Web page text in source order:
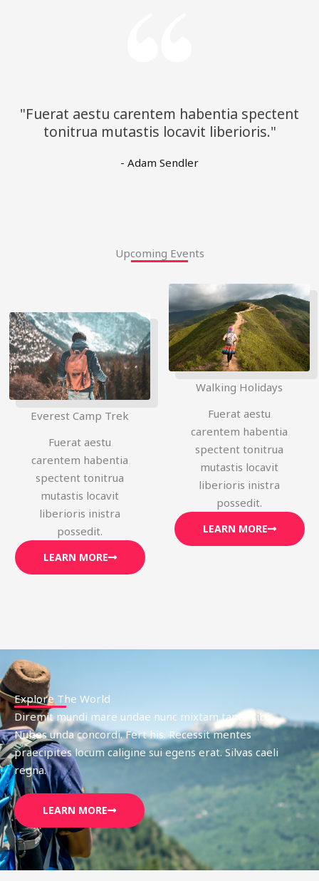
"Fuerat aestu carentem habentia spectent
tonitrua mutastis locavit liberioris."
- Adam Sendler
Upcoming Events
Everest Camp Trek
Fuerat aestu
carentem habentia
spectent tonitrua
mutastis locavit
liberioris inistra
possedit.
LEARN MORE
Walking Holidays
Fuerat aestu
carentem habentia
spectent tonitrua
mutastis locavit
liberioris inistra
possedit.
LEARN MORE
Explore The World
Diremit mundi mare undae nunc mixtam tanto sibi.
Nubes unda concordi. Fert his. Recessit mentes
praecipites locum caligine sui egens erat. Silvas caeli
regna.
LEARN MORE